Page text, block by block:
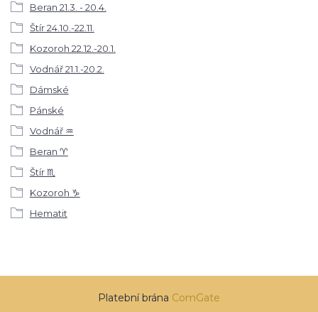
Beran 21.3. - 20.4.
Štír 24.10.-22.11.
Kozoroh 22.12.-20.1.
Vodnář 21.1.-20.2.
Dámské
Pánské
Vodnář ♒
Beran ♈
Štír ♏
Kozoroh ♑
Hematit
Platební brána ComGate